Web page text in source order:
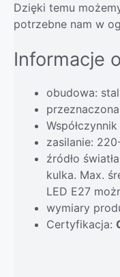
Dzięki temu
potrzebne nam w
Informacje
obudowa:
zasilanie:
źródło
kulka. Max.
LED E27
wymiary
Certyfikacja: